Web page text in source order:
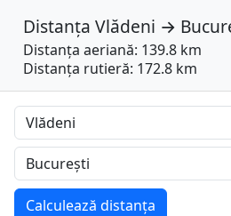
Distanța Vlădeni →
Distanța aeriană: 139.8 km
Distanța rutieră: 172.8 km
Calculează distanța